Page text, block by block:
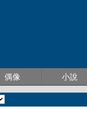
偶像 小說